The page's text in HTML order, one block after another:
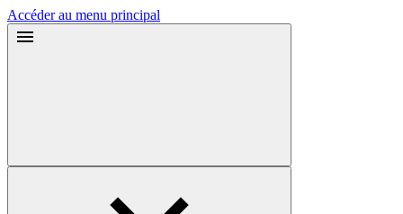
Accéder au menu principal